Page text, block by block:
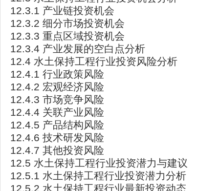
12.3.1 产业链投资机会
12.3.2 细分市场投资机会
12.3.3 重点区域投资机会
12.3.4 产业发展的空白点分析
12.4 水土保持工程行业投资风险分析
12.4.1 行业政策风险
12.4.2 宏观经济风险
12.4.3 市场竞争风险
12.4.4 关联产业风险
12.4.5 产品结构风险
12.4.6 技术研发风险
12.4.7 其他投资风险
12.5 水土保持工程行业投资潜力与建议
12.5.1 水土保持工程行业投资潜力分析
12.5.2 水土保持工程行业最新投资动态